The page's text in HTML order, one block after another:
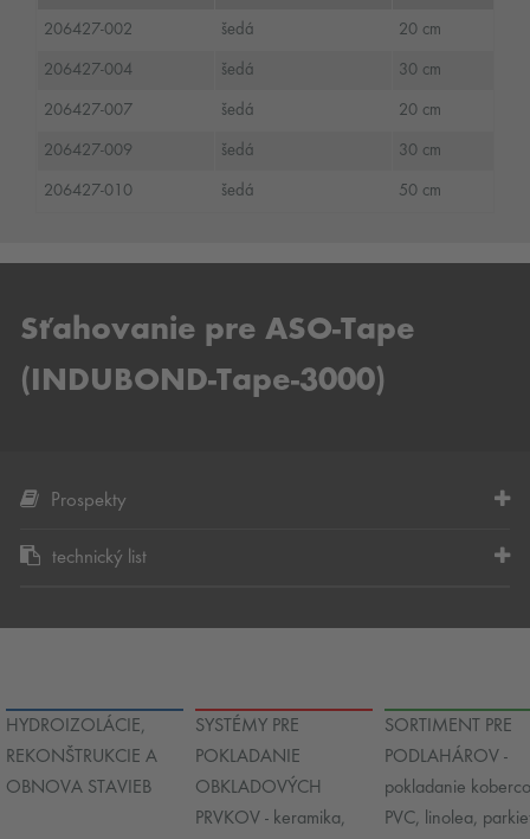
206427-002 šedá 20 cm
206427-004 šedá 30 cm
206427-007 šedá 20 cm
206427-009 šedá 30 cm
206427-010 šedá 50 cm
Sťahovanie pre ASO-Tape
(INDUBOND-Tape-3000)
Prospekty
technický list
HYDROIZOLÁCIE,
REKONŠTRUKCIE A
OBNOVA STAVIEB
SYSTÉMY PRE
POKLADANIE
OBKLADOVÝCH
PRVKOV - keramika,
SORTIMENT PRE
PODLAHÁROV -
pokladanie
PVC, linolea,